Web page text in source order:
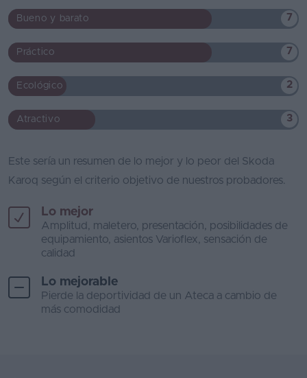
Bueno y barato 7
Práctico 7
Ecológico 2
Atractivo 3
Este sería un resumen de lo mejor y lo peor del Skoda
Karoq según el criterio objetivo de nuestros probadores.
Lo mejor
Amplitud, maletero, presentación, posibilidades de
equipamiento, asientos Varioflex, sensación de
calidad
Lo mejorable
Pierde la deportividad de un Ateca a cambio de
más comodidad